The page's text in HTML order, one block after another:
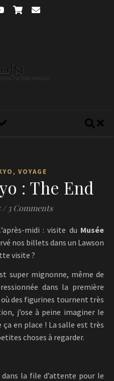
, VOYAGE
: The End
/ 3 Comments
midi : visite du Musée
nos billets dans un Lawson
visite ?
super mignonne, même de
dans la première
où des figurines tournent très
j’ose à peine imaginer le
en place ! La salle est très
choses à regarder.
dans la file d’attente pour le